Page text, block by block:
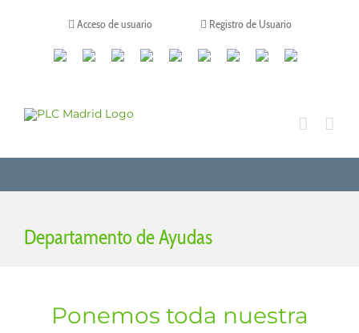
Acceso de usuario Registro de Usuario
CanalesLinkedinYoutubeTiktokFacebookInstagram
X TwitchContacto
Departamento de Ayudas
Ponemos toda nuestra